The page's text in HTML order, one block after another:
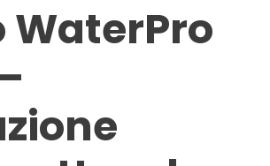
WaterPro